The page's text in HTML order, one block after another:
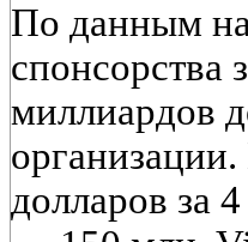
По данным
спонсорства
миллиардов
долларов за